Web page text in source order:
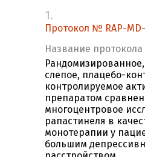
1.
Протокол № RAP-MD-
Название протокола
слепое, плацебо-
контролируемое
препаратом
многоцентровое
рапастинеля в
монотерапии у
большим